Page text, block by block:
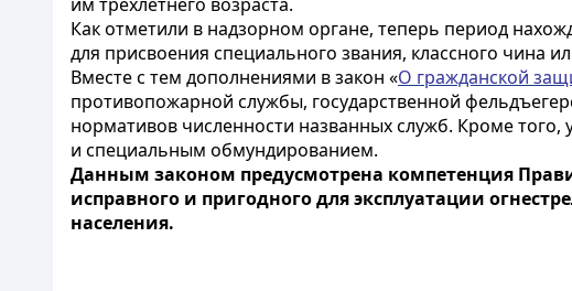
Как отметили в надзорном органе, теперь период
для присвоения специального звания, классного чина
Вместе с тем дополнениями в закон «О гражданской
противопожарной службы, государственной
нормативов численности названных служб. Кроме
и специальным обмундированием.
Данным законом предусмотрена компетенция
исправного и пригодного для эксплуатации
населения.